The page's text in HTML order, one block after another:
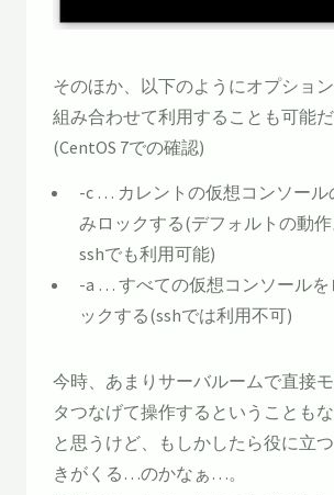
そのほか、以下のようにオプショ
組み合わせて利用することも可能だ
(CentOS 7での確認)
-c … カレントの仮想コンソール
みロックする(デフォルトの動作
sshでも利用可能)
-a … すべての仮想コンソールを
ックする(sshでは利用不可)
今時、あまりサーバルームで直接
タつなげて操作するということも
と思うけど、もしかしたら役に立
きがくる…のかなぁ…。